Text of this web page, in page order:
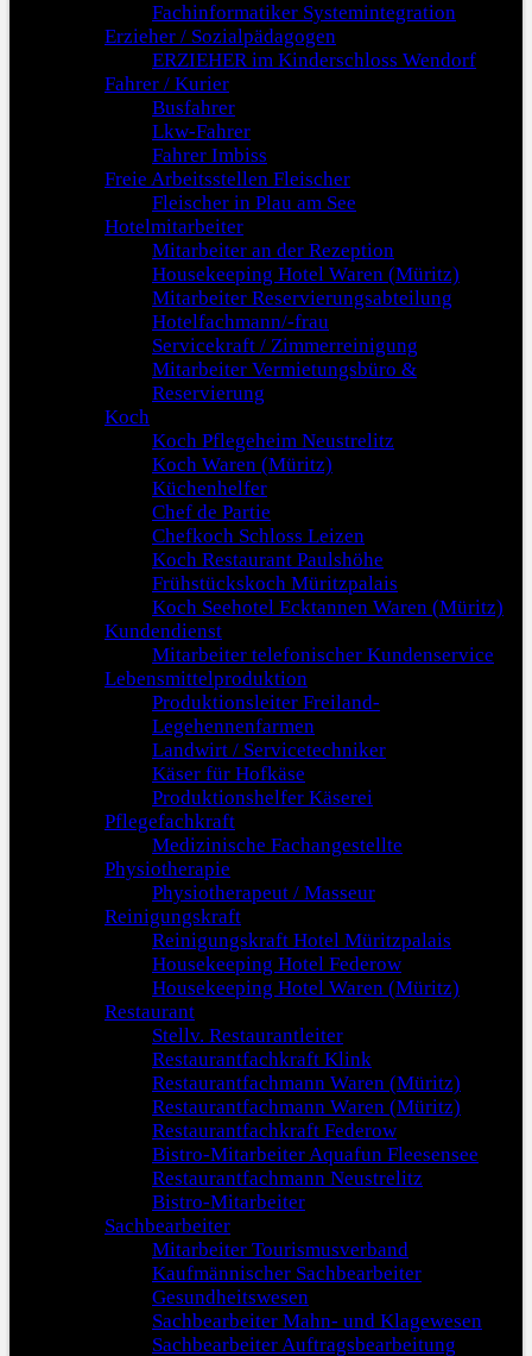
Fachinformatiker Systemintegration
Erzieher / Sozialpädagogen
ERZIEHER im Kinderschloss Wendorf
Fahrer / Kurier
Busfahrer
Lkw-Fahrer
Fahrer Imbiss
Freie Arbeitsstellen Fleischer
Fleischer in Plau am See
Hotelmitarbeiter
Mitarbeiter an der Rezeption
Housekeeping Hotel Waren (Müritz)
Mitarbeiter Reservierungsabteilung
Hotelfachmann/-frau
Servicekraft / Zimmerreinigung
Mitarbeiter Vermietungsbüro &
Reservierung
Koch
Koch Pflegeheim Neustrelitz
Koch Waren (Müritz)
Küchenhelfer
Chef de Partie
Chefkoch Schloss Leizen
Koch Restaurant Paulshöhe
Frühstückskoch Müritzpalais
Koch Seehotel Ecktannen Waren (Müritz)
Kundendienst
Mitarbeiter telefonischer Kundenservice
Lebensmittelproduktion
Produktionsleiter Freiland-
Legehennenfarmen
Landwirt / Servicetechniker
Käser für Hofkäse
Produktionshelfer Käserei
Pflegefachkraft
Medizinische Fachangestellte
Physiotherapie
Physiotherapeut / Masseur
Reinigungskraft
Reinigungskraft Hotel Müritzpalais
Housekeeping Hotel Federow
Housekeeping Hotel Waren (Müritz)
Restaurant
Stellv. Restaurantleiter
Restaurantfachkraft Klink
Restaurantfachmann Waren (Müritz)
Restaurantfachmann Waren (Müritz)
Restaurantfachkraft Federow
Bistro-Mitarbeiter Aquafun Fleesensee
Restaurantfachmann Neustrelitz
Bistro-Mitarbeiter
Sachbearbeiter
Mitarbeiter Tourismusverband
Kaufmännischer Sachbearbeiter
Gesundheitswesen
Sachbearbeiter Mahn- und Klagewesen
Sachbearbeiter Auftragsbearbeitung